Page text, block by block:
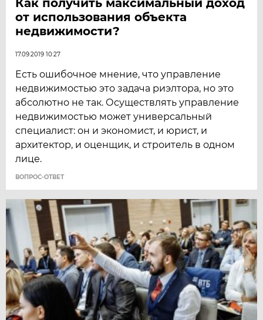
от использования объекта
недвижимости?
17.09.2019 10:27
Есть ошибочное мнение, что управление
недвижимостью это задача риэлтора, но это
абсолютно не так. Осуществлять управление
недвижимостью может универсальный
специалист: он и экономист, и юрист, и
архитектор, и оценщик, и строитель в одном
лице.
ВОПРОС-ОТВЕТ